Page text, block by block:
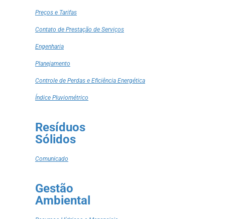
Preços e Tarifas
Contato de Prestação de Serviços
Engenharia
Planejamento
Controle de Perdas e Eficiência Energética
Índice Pluviométrico
Resíduos
Sólidos
Comunicado
Gestão
Ambiental